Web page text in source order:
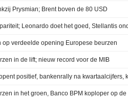
Prysmian; Brent boven de 80 USD
Leonardo doet het goed, Stellantis
op verdeelde opening Europese beurzen
in de lift; nieuw record voor de MIB
in het groen, Banco BPM koploper op de